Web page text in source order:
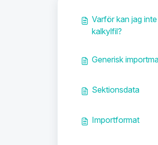
Varför kan jag
kalkylfil?
Generisk
Sektionsdata
Importformat